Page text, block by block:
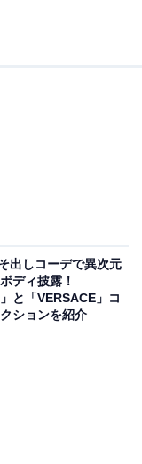
出しコーデで異次元
ディ披露！
」と「VERSACE」コ
ションを紹介